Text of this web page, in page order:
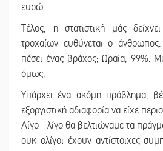
ευρώ.
Τέλος, η στατιστική μάς
τροχαίων ευθύνεται ο
πέσει ένας βράχος; Ωραία, 99%.
όμως.
Υπάρχει ένα ακόμη πρόβλημα,
εξοργιστική αδιαφορία να είχε
Λίγο - λίγο θα βελτιώναμε τα
ουκ ολίγοι έχουν αντίστοιχες